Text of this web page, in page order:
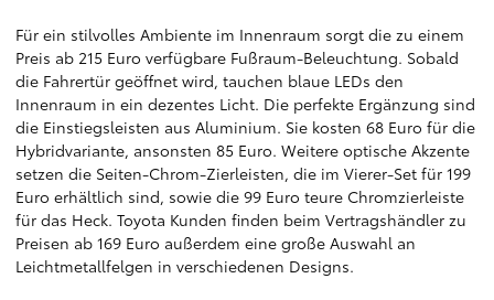
Für ein stilvolles Ambiente im Innenraum sorgt die zu einem
Preis ab 215 Euro verfügbare Fußraum-Beleuchtung. Sobald
die Fahrertür geöffnet wird, tauchen blaue LEDs den
Innenraum in ein dezentes Licht. Die perfekte Ergänzung sind
die Einstiegsleisten aus Aluminium. Sie kosten 68 Euro für die
Hybridvariante, ansonsten 85 Euro. Weitere optische Akzente
setzen die Seiten-Chrom-Zierleisten, die im Vierer-Set für 199
Euro erhältlich sind, sowie die 99 Euro teure Chromzierleiste
für das Heck. Toyota Kunden finden beim Vertragshändler zu
Preisen ab 169 Euro außerdem eine große Auswahl an
Leichtmetallfelgen in verschiedenen Designs.